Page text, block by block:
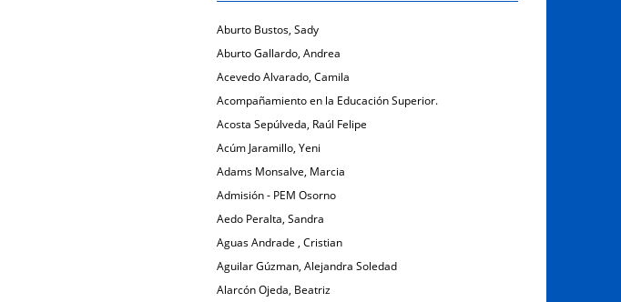
Aburto Bustos, Sady
Aburto Gallardo, Andrea
Acevedo Alvarado, Camila
Acompañamiento en la Educación Superior.
Acosta Sepúlveda, Raúl Felipe
Acúm Jaramillo, Yeni
Adams Monsalve, Marcia
Admisión - PEM Osorno
Aedo Peralta, Sandra
Aguas Andrade , Cristian
Aguilar Gúzman, Alejandra Soledad
Alarcón Ojeda, Beatriz